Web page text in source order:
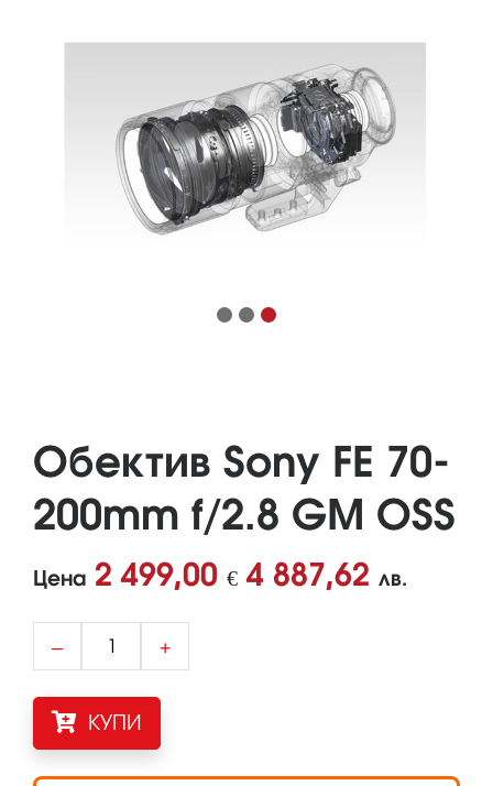
Обектив Sony FE 70-
200mm f/2.8 GM OSS
Цена 2 499,00 € 4 887,62 лв.
– +
КУПИ